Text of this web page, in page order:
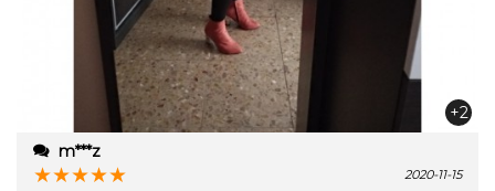
+2
m***z
★★★★★ 2020-11-15